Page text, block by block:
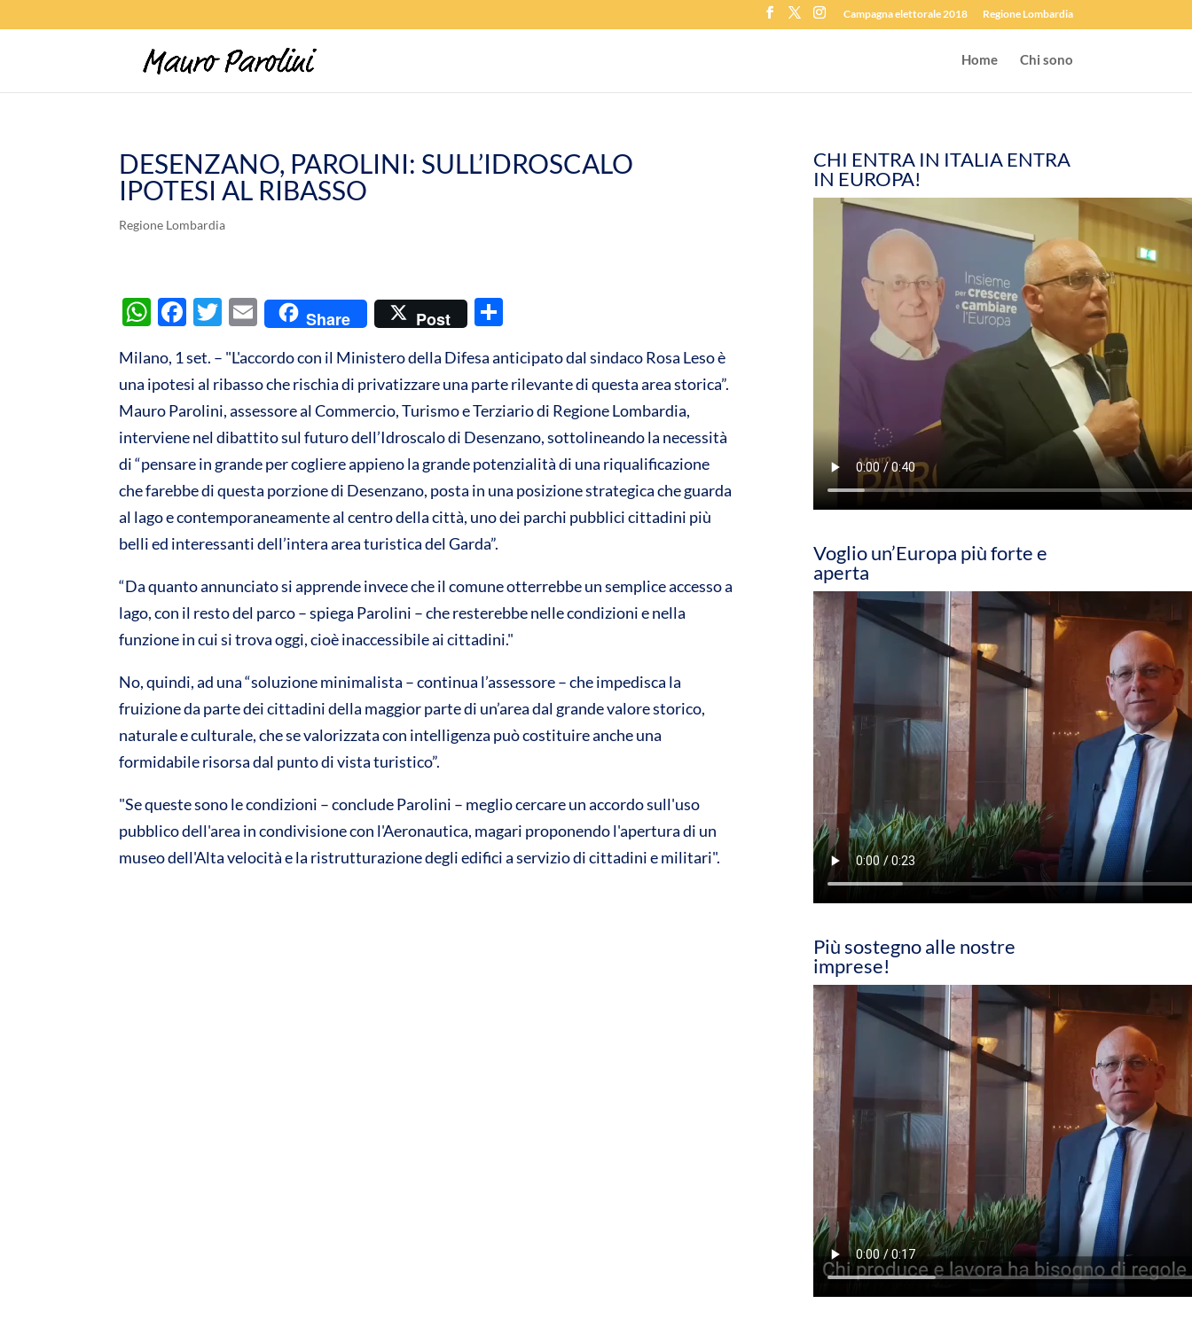
Campagna elettorale 2018 Regione Lombardia
Home Chi sono
DESENZANO, PAROLINI: SULL’IDROSCALO
IPOTESI AL RIBASSO
Regione Lombardia
W
at
s
A
p
p
F
e
b
o
o
k
T
itt
er
E
ail
Share Post
n
di
vi
di
Milano, 1 set. – "L'accordo con il Ministero della Difesa anticipato dal sindaco Rosa Leso è
una ipotesi al ribasso che rischia di privatizzare una parte rilevante di questa area storica”.
Mauro Parolini, assessore al Commercio, Turismo e Terziario di Regione Lombardia,
interviene nel dibattito sul futuro dell’Idroscalo di Desenzano, sottolineando la necessità
di “pensare in grande per cogliere appieno la grande potenzialità di una riqualificazione
che farebbe di questa porzione di Desenzano, posta in una posizione strategica che guarda
al lago e contemporaneamente al centro della città, uno dei parchi pubblici cittadini più
belli ed interessanti dell’intera area turistica del Garda”.
“Da quanto annunciato si apprende invece che il comune otterrebbe un semplice accesso a
lago, con il resto del parco – spiega Parolini – che resterebbe nelle condizioni e nella
funzione in cui si trova oggi, cioè inaccessibile ai cittadini."
No, quindi, ad una “soluzione minimalista – continua l’assessore – che impedisca la
fruizione da parte dei cittadini della maggior parte di un’area dal grande valore storico,
naturale e culturale, che se valorizzata con intelligenza può costituire anche una
formidabile risorsa dal punto di vista turistico”.
"Se queste sono le condizioni – conclude Parolini – meglio cercare un accordo sull'uso
pubblico dell'area in condivisione con l'Aeronautica, magari proponendo l'apertura di un
museo dell'Alta velocità e la ristrutturazione degli edifici a servizio di cittadini e militari".
CHI ENTRA IN ITALIA ENTRA
IN EUROPA!
Voglio un’Europa più forte e
aperta
Più sostegno alle nostre
imprese!